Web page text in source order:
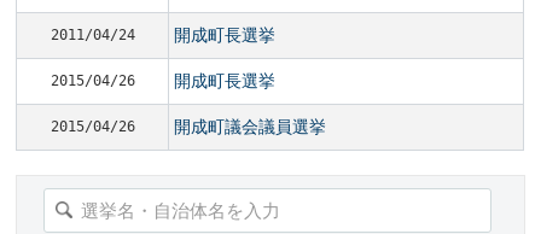
2011/04/24 開成町長選挙
2015/04/26 開成町長選挙
2015/04/26 開成町議会議員選挙